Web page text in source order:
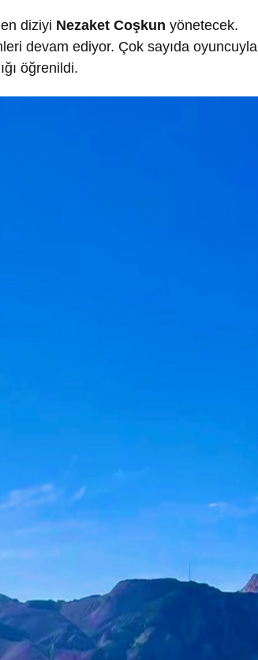
diziyi Nezaket Coşkun yönetecek.
devam ediyor. Çok sayıda oyuncuyla
öğrenildi.